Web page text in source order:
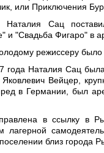
или Приключения
Сац
и "Свадьба Фигаро" в
режиссеру
года Наталия Сац
Вейцер,
в Германии, был
в ссылку в
лагерной
близ города